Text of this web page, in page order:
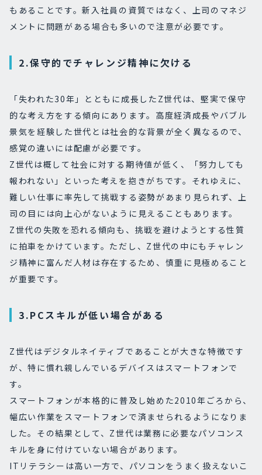
もあることです。新入社員の資質ではなく、上司のマネジ
メントに問題がある場合も多いので注意が必要です。
2.保守的でチャレンジ精神に欠ける
「失われた30年」とともに成長したZ世代は、堅実で保守
的な考え方をする傾向にあります。高度経済成長やバブル
景気を経験した世代とは社会的な背景が全く異なるので、
感覚の違いには配慮が必要です。
Z世代は概して社会に対する期待値が低く、「努力しても
報われない」といった考えを抱きがちです。それゆえに、
難しい仕事に率先して挑戦する姿勢があまり見られず、上
司の目には向上心がないように見えることもあります。
Z世代の失敗を恐れる傾向も、挑戦を避けようとする性質
に拍車をかけています。ただし、Z世代の中にもチャレン
ジ精神に富んだ人材は存在するため、慎重に見極めること
が重要です。
3.PCスキルが低い場合がある
Z世代はデジタルネイティブであることが大きな特徴です
が、特に慣れ親しんでいるデバイスはスマートフォンで
す。
スマートフォンが本格的に普及し始めた2010年ごろから、
幅広い作業をスマートフォンで済ませられるようになりま
した。その結果として、Z世代は業務に必要なパソコンス
キルを身に付けていない場合があります。
ITリテラシーは高い一方で、パソコンをうまく扱えないこ